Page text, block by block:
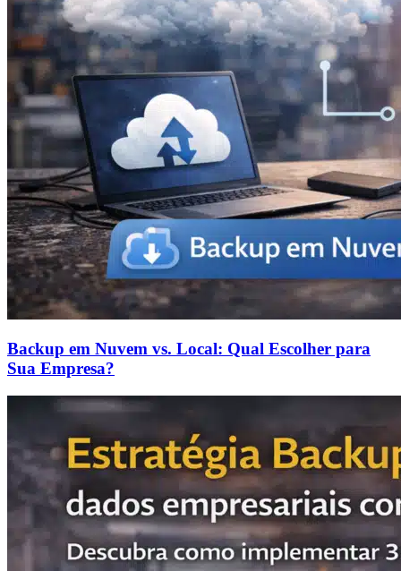
Backup em Nuvem vs. Local: Qual Escolher para
Sua Empresa?